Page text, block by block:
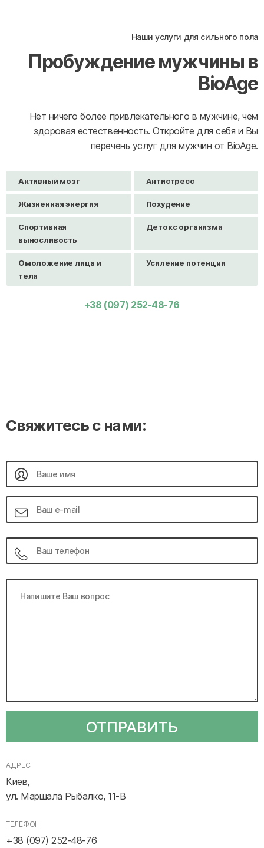
Наши услуги для сильного пола
Пробуждение мужчины в
BioAge
Нет ничего более привлекательного в мужчине, чем
здоровая естественность. Откройте для себя и Вы
перечень услуг для мужчин от BioAge.
Активный мозг Антистресс
Жизненная энергия Похудение
Спортивная
выносливость
Детокс организма
Омоложение лица и
тела
Усиление потенции
+38 (097) 252-48-76
Свяжитесь с нами:
ОТПРАВИТЬ
АДРЕС
Киев,
ул. Маршала Рыбалко, 11-В
ТЕЛЕФОН
+38 (097) 252-48-76